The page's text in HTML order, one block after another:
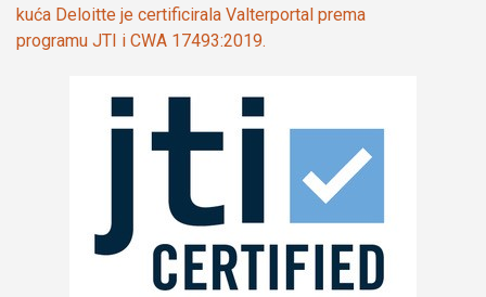
kuća Deloitte je certificirala Valterportal prema
programu JTI i CWA 17493:2019.